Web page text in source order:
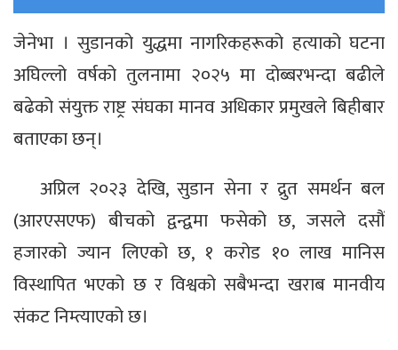
जेनेभा । सुडानको युद्धमा नागरिकहरूको हत्याको घटना
अघिल्लो वर्षको तुलनामा २०२५ मा दोब्बरभन्दा बढीले
बढेको संयुक्त राष्ट्र संघका मानव अधिकार प्रमुखले बिहीबार
बताएका छन्।
अप्रिल २०२३ देखि, सुडान सेना र द्रुत समर्थन बल
(आरएसएफ) बीचको द्वन्द्वमा फसेको छ, जसले दसौं
हजारको ज्यान लिएको छ, १ करोड १० लाख मानिस
विस्थापित भएको छ र विश्वको सबैभन्दा खराब मानवीय
संकट निम्त्याएको छ।